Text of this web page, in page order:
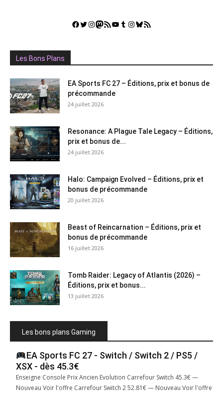
Facebook
Twitter
Instagram
Mastodon
Flux RSSYouTube
Tumblr
Instagram
Bluesky
GestGame
Les Bons Plans
EA Sports FC 27 – Éditions, prix et bonus de
précommande
24 juillet 2026
Resonance: A Plague Tale Legacy – Éditions,
prix et bonus de...
24 juillet 2026
Halo: Campaign Evolved – Éditions, prix et
bonus de précommande
20 juillet 2026
Beast of Reincarnation – Éditions, prix et
bonus de précommande
16 juillet 2026
Tomb Raider: Legacy of Atlantis (2026) –
Éditions, prix et bonus...
13 juillet 2026
Les bons plans Gaming
EA Sports FC 27 - Switch / Switch 2 / PS5 /
XSX - dès 45.3€
Enseigne Console Prix Ancien Evolution Carrefour Switch 45.3€ —
Nouveau Voir l'offre Carrefour Switch 2 52.81€ — Nouveau Voir l'offre